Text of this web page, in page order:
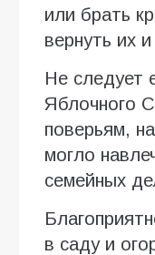
или брать
вернуть их
Не следует
Яблочного
поверьям,
могло
семейных
в саду и